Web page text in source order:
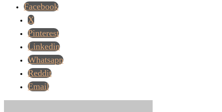
Facebook
X
Pinterest
Linkedin
Whatsapp
Reddit
Email